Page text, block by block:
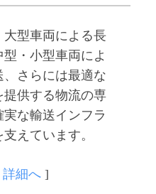
大型車両による長
・小型車両によ
さらには最適な
供する物流の専
な輸送インフラ
えています。
詳細へ ]